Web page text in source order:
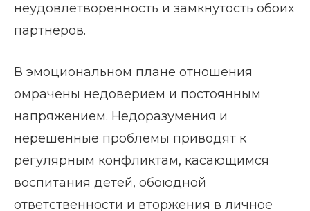
неудовлетворенность и замкнутость обоих
партнеров.
В эмоциональном плане отношения
омрачены недоверием и постоянным
напряжением. Недоразумения и
нерешенные проблемы приводят к
регулярным конфликтам, касающимся
воспитания детей, обоюдной
ответственности и вторжения в личное